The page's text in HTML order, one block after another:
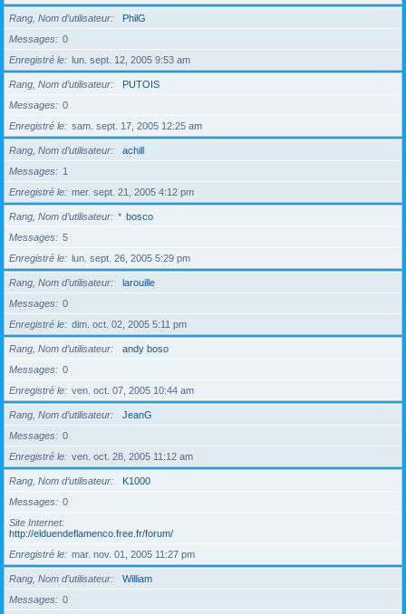
Rang, Nom d’utilisateur
PhilG
Messages
0
Enregistré le
lun. sept. 12, 2005 9:53 am
Rang, Nom d’utilisateur
PUTOIS
Messages
0
Enregistré le
sam. sept. 17, 2005 12:25 am
Rang, Nom d’utilisateur
achill
Messages
1
Enregistré le
mer. sept. 21, 2005 4:12 pm
Rang, Nom d’utilisateur * bosco
Messages
5
Enregistré le
lun. sept. 26, 2005 5:29 pm
Rang, Nom d’utilisateur
larouille
Messages
0
Enregistré le
dim. oct. 02, 2005 5:11 pm
Rang, Nom d’utilisateur
andy boso
Messages
0
Enregistré le
ven. oct. 07, 2005 10:44 am
Rang, Nom d’utilisateur
JeanG
Messages
0
Enregistré le
ven. oct. 28, 2005 11:12 am
Rang, Nom d’utilisateur
K1000
Messages
0
Site Internet
http://elduendeflamenco.free.fr/forum/
Enregistré le
mar. nov. 01, 2005 11:27 pm
Rang, Nom d’utilisateur
William
Messages
0